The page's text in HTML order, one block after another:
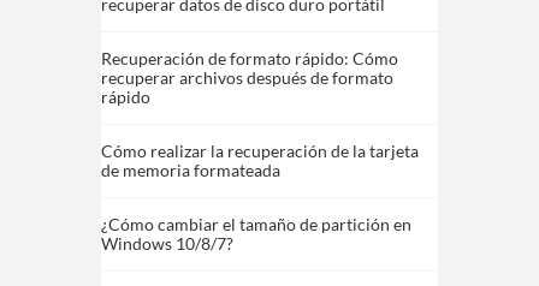
recuperar datos de disco duro portátil
Recuperación de formato rápido: Cómo
recuperar archivos después de formato
rápido
Cómo realizar la recuperación de la tarjeta
de memoria formateada
¿Cómo cambiar el tamaño de partición en
Windows 10/8/7?